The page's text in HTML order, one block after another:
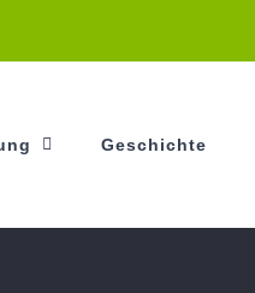
Geschichte